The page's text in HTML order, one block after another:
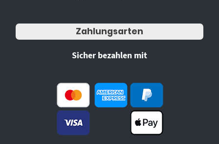
Zahlungsarten
Sicher bezahlen mit